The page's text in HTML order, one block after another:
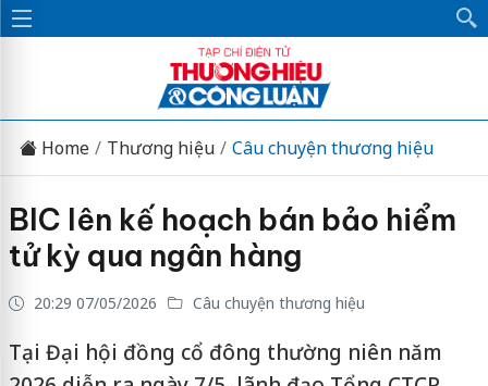
Home Thương hiệu Câu chuyện thương hiệu
BIC lên kế hoạch bán bảo hiểm
tử kỳ qua ngân hàng
20:29 07/05/2026 Câu chuyện thương hiệu
Tại Đại hội đồng cổ đông thường niên năm